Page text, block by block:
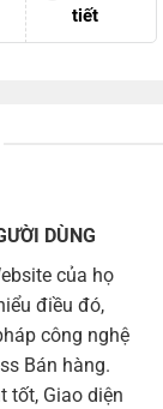
tiết
DÙNG
của họ
điều đó,
công nghệ
Bán hàng.
tốt, Giao diện